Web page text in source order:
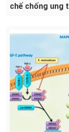
chế chống ung